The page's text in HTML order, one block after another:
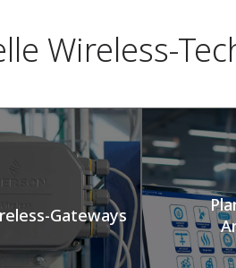
Wireless-
Gateways​